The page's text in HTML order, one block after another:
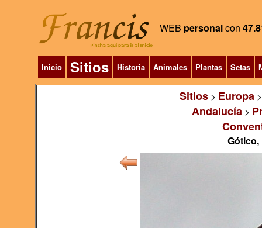
WEB personalcon
Inicio Sitios Historia Animales Plantas Setas
Sitios> Europa
Andalucía>
Gótico,